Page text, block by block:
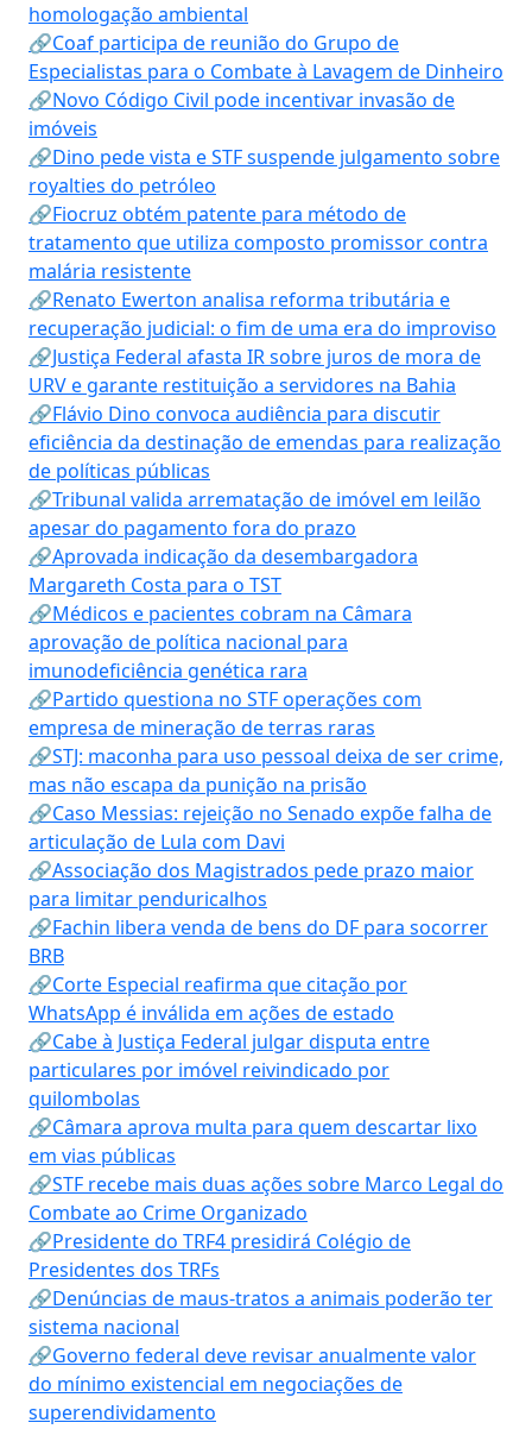
homologação ambiental
🔗Coaf participa de reunião do Grupo de
Especialistas para o Combate à Lavagem de Dinheiro
🔗Novo Código Civil pode incentivar invasão de
imóveis
🔗Dino pede vista e STF suspende julgamento sobre
royalties do petróleo
🔗Fiocruz obtém patente para método de
tratamento que utiliza composto promissor contra
malária resistente
🔗Renato Ewerton analisa reforma tributária e
recuperação judicial: o fim de uma era do improviso
🔗Justiça Federal afasta IR sobre juros de mora de
URV e garante restituição a servidores na Bahia
🔗Flávio Dino convoca audiência para discutir
eficiência da destinação de emendas para realização
de políticas públicas
🔗Tribunal valida arrematação de imóvel em leilão
apesar do pagamento fora do prazo
🔗Aprovada indicação da desembargadora
Margareth Costa para o TST
🔗Médicos e pacientes cobram na Câmara
aprovação de política nacional para
imunodeficiência genética rara
🔗Partido questiona no STF operações com
empresa de mineração de terras raras
🔗STJ: maconha para uso pessoal deixa de ser crime,
mas não escapa da punição na prisão
🔗Caso Messias: rejeição no Senado expõe falha de
articulação de Lula com Davi
🔗Associação dos Magistrados pede prazo maior
para limitar penduricalhos
🔗Fachin libera venda de bens do DF para socorrer
BRB
🔗Corte Especial reafirma que citação por
WhatsApp é inválida em ações de estado
🔗Cabe à Justiça Federal julgar disputa entre
particulares por imóvel reivindicado por
quilombolas
🔗Câmara aprova multa para quem descartar lixo
em vias públicas
🔗STF recebe mais duas ações sobre Marco Legal do
Combate ao Crime Organizado
🔗Presidente do TRF4 presidirá Colégio de
Presidentes dos TRFs
🔗Denúncias de maus-tratos a animais poderão ter
sistema nacional
🔗Governo federal deve revisar anualmente valor
do mínimo existencial em negociações de
superendividamento